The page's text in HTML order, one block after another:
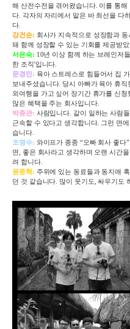
해 산전수전을 겪어왔습니다. 이를 통해
다 각자의 자리에서 맡은 바 최선을 다
다
강건순: 회사가 지속적으로 성장함과 동
돼 함께 성장할 수 있는 기회를 제공받
서은숙: 10년 이상 함께 하는 브레인저
한 조직'입니다.
문경민: 육아 스트레스로 힘들어서 집
보내주셨습니다. 당시 아빠가 육아 휴
외여행을 가고 싶어 장기간 휴가를 신
많은 혜택을 주는 회사입니다.
박종관: 사람입니다 같이 일하는 사람
근속할 수 있다고 생각합니다. 그런 면
습니다.
조영수: 와이프가 종종 “오빠 회사 좋다
면 좋은 회사라고 생각하며 오랜 시간
려 합니다.
원종혁: 주위에 있는 동료들과 동지애
던 것 같습니다 많이 웃기도 ,싸우기도